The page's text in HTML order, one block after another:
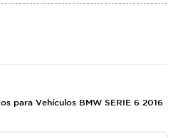
para Vehículos BMW SERIE 6 2016